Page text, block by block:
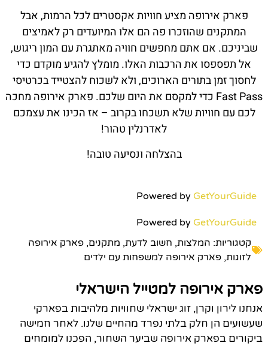
פארק אירופה מציע חוויות אקסטרים לכל הרמות, אבל
המתקנים שהוזכרו פה הם אלו המיועדים רק לאמיצים
שביניכם. אם אתם מחפשים חוויה מאתגרת עם המון ריגוש,
אל תפספסו את הרכבות האלו. מומלץ להגיע מוקדם כדי
לחסוך זמן בתורים הארוכים, ולא לשכוח להצטייד בכרטיסי
Fast Pass כדי למקסם את היום שלכם. פארק אירופה מחכה
לכם עם חוויות שלא תשכחו בקרוב – אז הכינו את עצמכם
לאדרנלין טהור!
בהצלחה ונסיעה טובה!
Powered by GetYourGuide
Powered by GetYourGuide
קטגוריות: המלצות, חשוב לדעת, מתקנים, פארק אירופה
לזוגות, פארק אירופה למשפחות עם ילדים
פארק אירופה למטייל הישראלי
אנחנו לירון וקרן, זוג ישראלי שחוויות מלהיבות בפארקי
שעשועים הן חלק בלתי נפרד מהחיים שלנו. לאחר חמישה
ביקורים בפארק אירופה שביער השחור, הפכנו למומחים